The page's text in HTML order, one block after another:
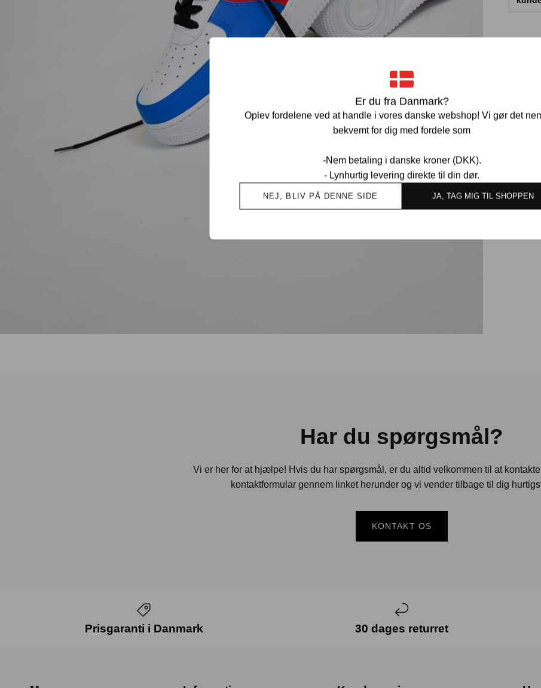
Er du fra Danmark?
Oplev fordelene ved at handle i vores danske webshop! Vi gør det
bekvemt for dig med fordele som
-Nem betaling i danske kroner (DKK).
- Lynhurtig levering direkte til din dør.
NEJ, BLIV PÅ DENNE SIDE JA, TAG MIG TIL SHOPPEN
Har du spørgsmål?
Vi er her for at hjælpe! Hvis du har spørgsmål, er du altid velkommen til at
kontaktformular gennem linket herunder og vi vender tilbage til dig
KONTAKT OS
Prisgaranti i Danmark 30 dages returret